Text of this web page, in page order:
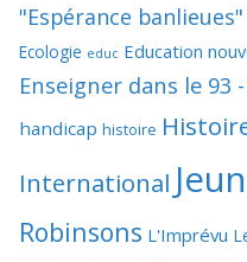
"Espérance banlieues"
Ecologie educ Education
Enseigner dans le 93
handicap histoire
International
Robinsons L'Imprévu